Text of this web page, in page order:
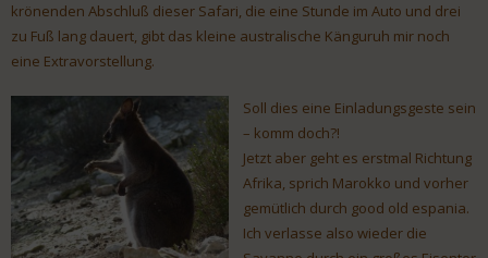
krönenden Abschluß dieser Safari, die eine Stunde im Auto und drei
zu Fuß lang dauert, gibt das kleine australische Känguruh mir noch
eine Extravorstellung.
Soll dies eine Einladungsgeste sein
– komm doch?!
Jetzt aber geht es erstmal Richtung
Afrika, sprich Marokko und vorher
gemütlich durch good old espania.
Ich verlasse also wieder die